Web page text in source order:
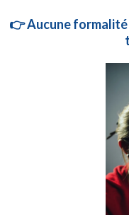
👉 Aucune formalité